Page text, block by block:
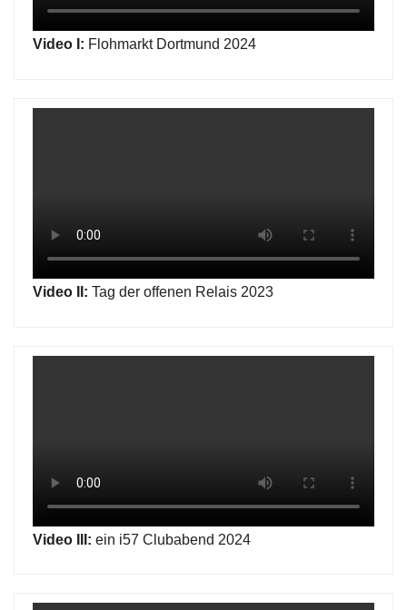
Video I: Flohmarkt Dortmund 2024
Video II: Tag der offenen Relais 2023
Video III: ein i57 Clubabend 2024